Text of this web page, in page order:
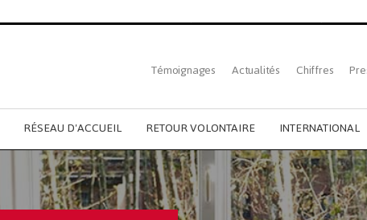
Top
French
menu
Témoignages Actualités Chiffres
RÉSEAU D'ACCUEIL RETOUR VOLONTAIRE INTERNATIONAL